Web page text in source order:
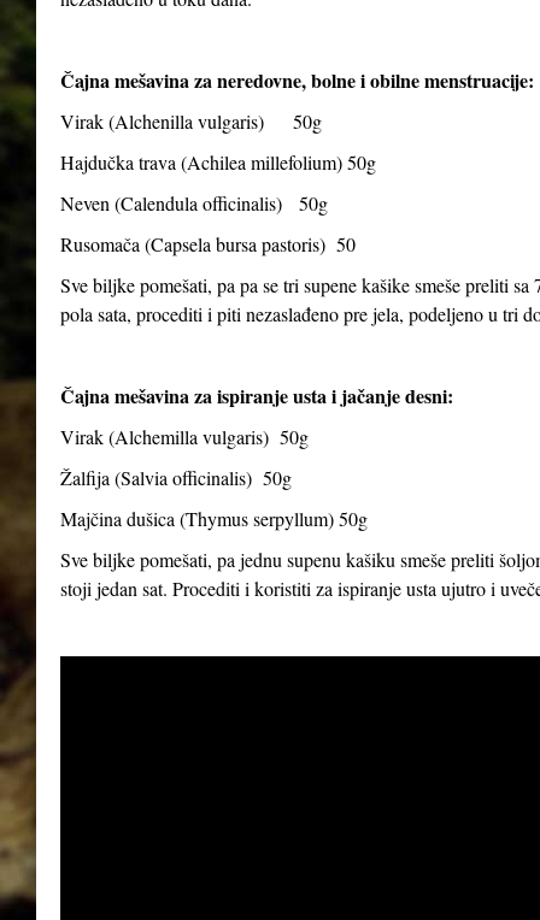
Čajna mešavina za neredovne, bolne i obilne menstruacije:
Virak (Alchenilla vulgaris) 50g
Hajdučka trava (Achilea millefolium) 50g
Neven (Calendula officinalis) 50g
Rusomača (Capsela bursa pastoris) 50
Sve biljke pomešati, pa pa se tri supene kašike smeše preliti
pola sata, procediti i piti nezaslađeno pre jela, podeljeno u tri
Čajna mešavina za ispiranje usta i jačanje desni:
Virak (Alchemilla vulgaris) 50g
Žalfija (Salvia officinalis) 50g
Majčina dušica (Thymus serpyllum) 50g
Sve biljke pomešati, pa jednu supenu kašiku smeše preliti
stoji jedan sat. Procediti i koristiti za ispiranje usta ujutro i